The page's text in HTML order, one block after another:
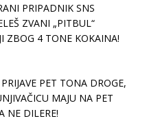
PRIPADNIK SNS
ZVANI „PITBUL“
ZBOG 4 TONE KOKAINA!
PET TONA DROGE,
MAJU NA PET
NE DILERE!